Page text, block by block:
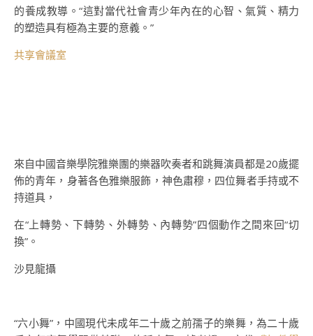
的養成教導。“這對當代社會青少年內在的心智、氣質、精力
的塑造具有極為主要的意義。”
共享會議室
來自中國音樂學院雅樂團的樂器吹奏者和跳舞演員都是20歲擺
佈的青年，身著各色雅樂服飾，神色肅穆，四位舞者手持或不
持道具，
在“上轉勢、下轉勢、外轉勢、內轉勢”四個動作之間來回“切
換”。
沙見龍攝
“六小舞”，中國現代未成年二十歲之前孺子的樂舞，為二十歲